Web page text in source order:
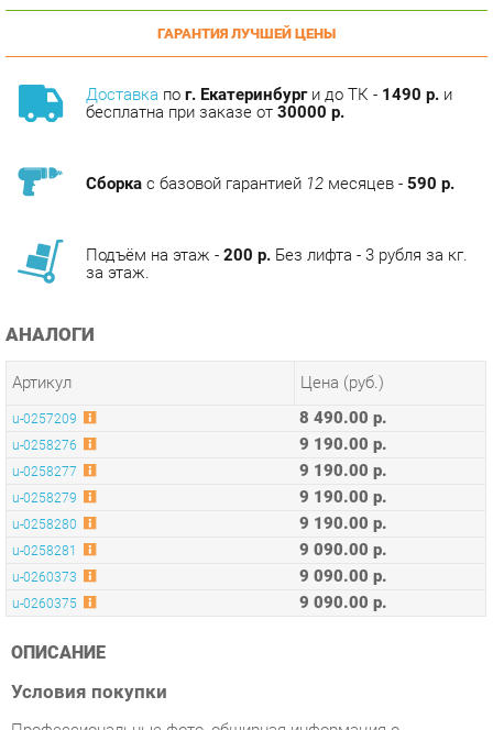
пог. Екатеринбурги до ТК -
бесплатна при заказе от30000 р.
с базовой гарантией месяцев -
Подъём на этаж -200 р.Без лифта - 3 рубля за кг.
АНАЛОГИ
u-0258276 9 190.00 р.
9 190.00 р.
u-0258280 9 190.00 р.
u-0258281 9 090.00 р.
u-0260373 9 090.00 р.
u-0260375 9 090.00 р.
ОПИСАНИЕ
Условия покупки
Профессиональные фото, обширная информация о
покупки Стул Eames Желт Loft из категории Стулья для кухни